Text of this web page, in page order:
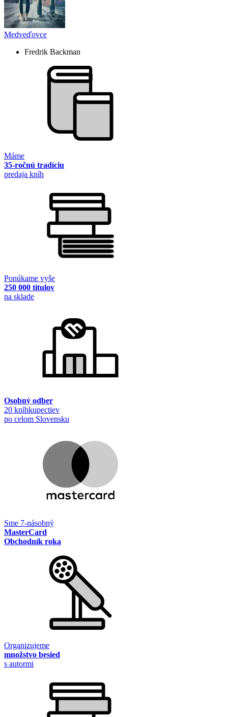
Medveďovce
Fredrik Backman
Máme
35-ročnú tradíciu
predaja kníh
Ponúkame vyše
250 000 titulov
na sklade
Osobný odber
20 kníhkupectiev
po celom Slovensku
Sme 7-násobný
MasterCard
Obchodník roka
Organizujeme
množstvo besied
s autormi